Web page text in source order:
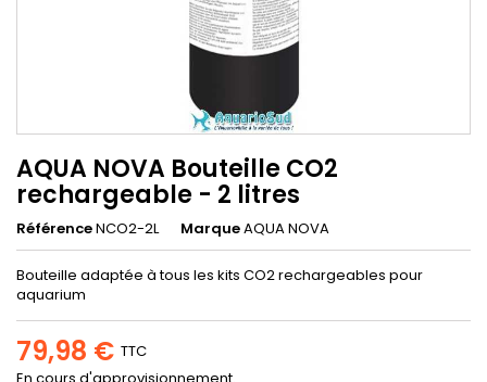
AQUA NOVA Bouteille CO2
rechargeable - 2 litres
RéférenceNCO2-2L MarqueAQUA NOVA
Bouteille adaptée à tous les kits CO2 rechargeables pour
aquarium
79,98 € TTC